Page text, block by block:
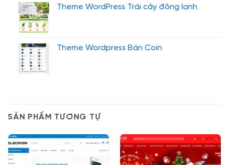
Theme WordPress Trái cây đông lạnh
Theme Wordpress Bán Coin
SẢN PHẨM TƯƠNG TỰ